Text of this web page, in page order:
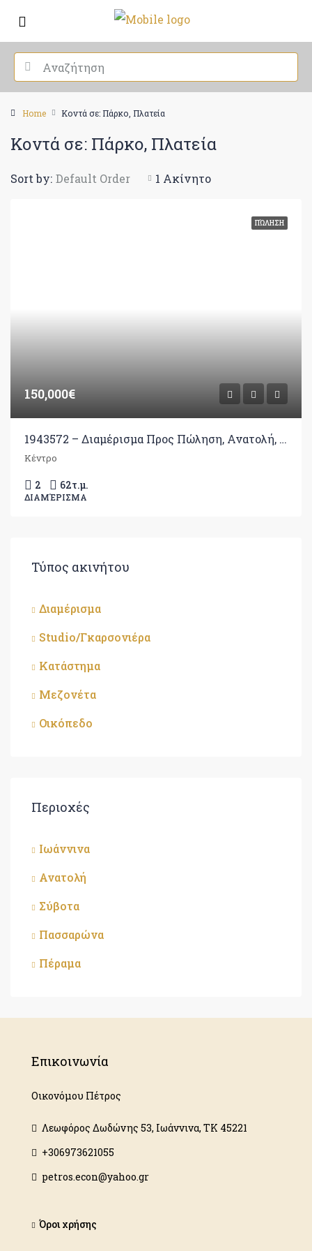
Home Κοντά σε: Πάρκο, Πλατεία
Κοντά σε: Πάρκο, Πλατεία
1 Ακίνητο
Sort by: Default Order
ΠΏΛΗΣΗ
150,000€
1943572 – Διαμέρισμα Προς Πώληση, Ανατολή, 62 τ.μ., €150.000
Κέντρο
2 62τ.μ.
ΔΙΑΜΈΡΙΣΜΑ
Τύπος ακινήτου
Διαμέρισμα
Studio/Γκαρσονιέρα
Κατάστημα
Μεζονέτα
Οικόπεδο
Περιοχές
Ιωάννινα
Ανατολή
Σύβοτα
Πασσαρώνα
Πέραμα
Επικοινωνία
Οικονόμου Πέτρος
Λεωφόρος Δωδώνης 53, Ιωάννινα, ΤΚ 45221
+306973621055
petros.econ@yahoo.gr
Όροι χρήσης